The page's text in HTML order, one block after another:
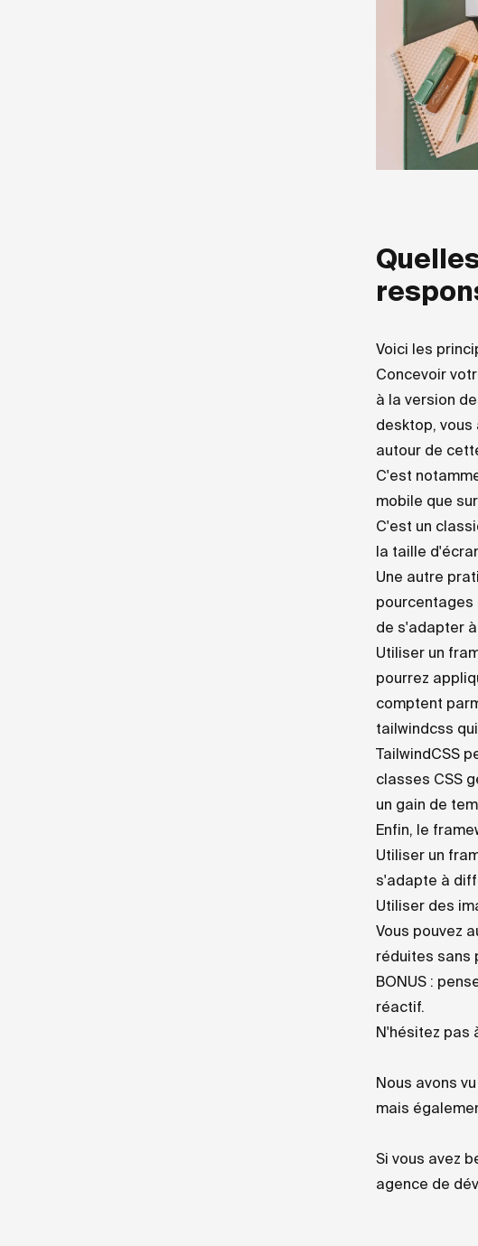
Voici les
Concevoir
à la version
desktop,
autour de
C'est
mobile que
C'est un
la taille
Une autre
pourcentages
de s'adapter
Utiliser un
pourrez
comptent
tailwindcss
TailwindCSS
classes CSS
un gain de
Enfin, le
Utiliser un
s'adapte à
Utiliser des
Vous pouvez
réduites sans
BONUS :
réactif.
N'hésitez pas
Nous avons
mais
Si vous avez
agence de